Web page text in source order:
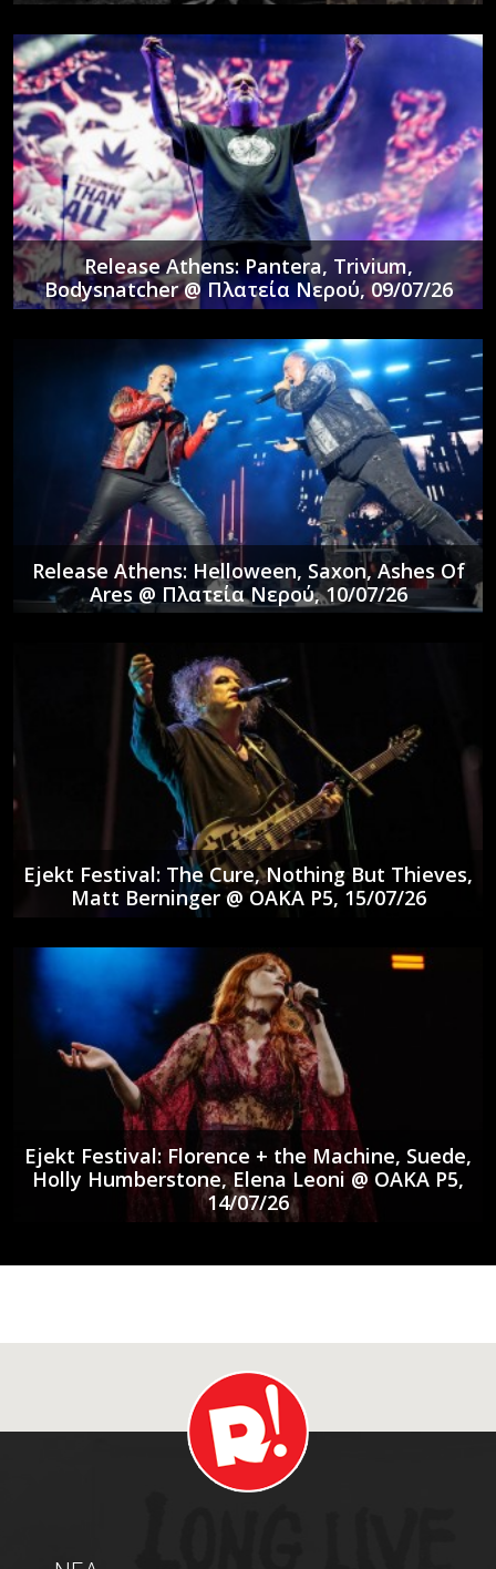
Release Athens: Pantera, Trivium,
Bodysnatcher @ Πλατεία Νερού, 09/07/26
Release Athens: Helloween, Saxon, Ashes Of
Ares @ Πλατεία Νερού, 10/07/26
Ejekt Festival: The Cure, Nothing But Thieves,
Matt Berninger @ ΟΑΚΑ P5, 15/07/26
Ejekt Festival: Florence + the Machine, Suede,
Holly Humberstone, Elena Leoni @ ΟΑΚΑ P5,
14/07/26